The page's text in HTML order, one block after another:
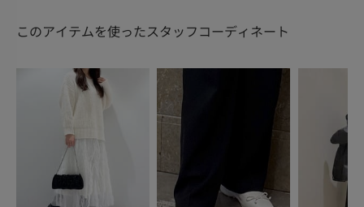
このアイテムを使ったスタッフコーディネート